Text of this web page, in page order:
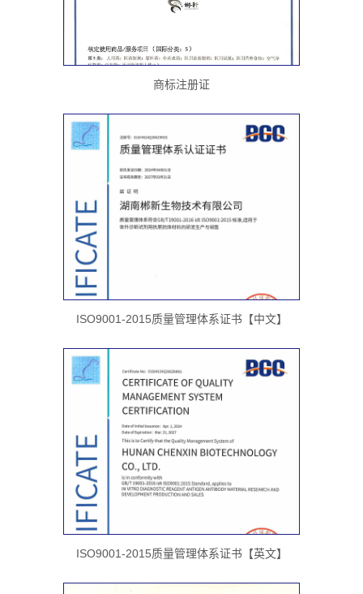
商标注册证
ISO9001-2015质量管理体系证书【中文】
ISO9001-2015质量管理体系证书【英文】